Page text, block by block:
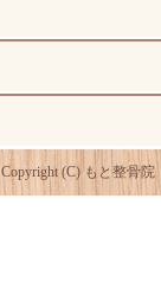
Copyright (C) もと整骨院